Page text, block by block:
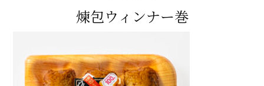
美味しい安心
品質管理
煉包ウィンナー巻